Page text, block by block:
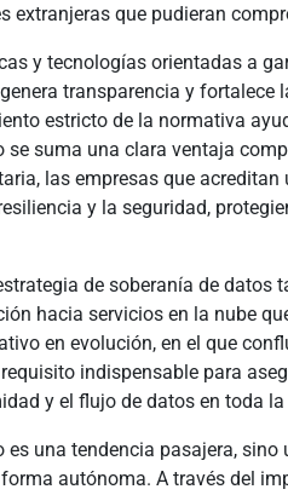
extranjeras que pudieran
y tecnologías orientadas a
transparencia y
estricto de la normativa
se suma una clara ventaja
las empresas que
y la seguridad,
de soberanía de
hacia servicios en la nube
en evolución, en el que
indispensable para
y el flujo de datos en toda
es una tendencia pasajera,
autónoma. A través del